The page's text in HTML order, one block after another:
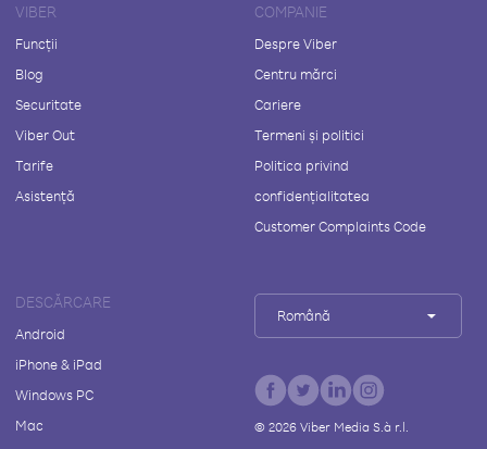
VIBER
Funcții
Blog
Securitate
Viber Out
Tarife
Asistență
COMPANIE
Despre Viber
Centru mărci
Cariere
Termeni și politici
Politica privind
confidențialitatea
Customer Complaints Code
DESCĂRCARE
Android
iPhone & iPad
Windows PC
Mac
Română
© 2026Viber Media S.à r.l.